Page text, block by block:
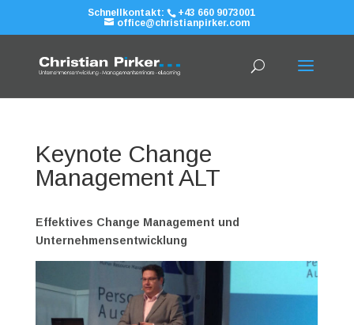
Schnellkontakt:
+43 660 9073001
office@christianpirker.com
Keynote Change
Management ALT
Effektives Change Management und
Unternehmensentwicklung